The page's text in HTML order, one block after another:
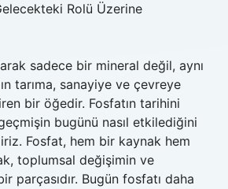
Rolü Üzerine
sadece bir mineral değil, aynı
tarıma, sanayiye ve çevreye
bir öğedir. Fosfatın tarihini
bugünü nasıl etkilediğini
Fosfat, hem bir kaynak hem
toplumsal değişimin ve
parçasıdır. Bugün fosfatı daha